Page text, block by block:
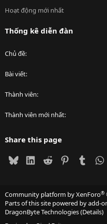
Hoạt động mới nhất
Thống kê diễn đàn
Chủ đề
Bài viết
Thành viên
Thành viên mới nhất
Share this page
BlueskyLinkedIn
Reddit PinterestTumblr
Community platform by XenForo®
Parts of this site powered byadd-
DragonByte Technologies(Details)